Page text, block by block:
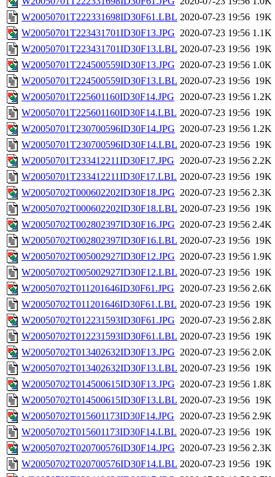
W20050701T222331698ID30F61.LBL 2020-07-23 19:56 19K
W20050701T223431701ID30F13.JPG 2020-07-23 19:56 1.1K
W20050701T223431701ID30F13.LBL 2020-07-23 19:56 19K
W20050701T224500559ID30F13.JPG 2020-07-23 19:56 1.0K
W20050701T224500559ID30F13.LBL 2020-07-23 19:56 19K
W20050701T225601160ID30F14.JPG 2020-07-23 19:56 1.2K
W20050701T225601160ID30F14.LBL 2020-07-23 19:56 19K
W20050701T230700596ID30F14.JPG 2020-07-23 19:56 1.2K
W20050701T230700596ID30F14.LBL 2020-07-23 19:56 19K
W20050701T233412211ID30F17.JPG 2020-07-23 19:56 2.2K
W20050701T233412211ID30F17.LBL 2020-07-23 19:56 19K
W20050702T000602202ID30F18.JPG 2020-07-23 19:56 2.3K
W20050702T000602202ID30F18.LBL 2020-07-23 19:56 19K
W20050702T002802397ID30F16.JPG 2020-07-23 19:56 2.4K
W20050702T002802397ID30F16.LBL 2020-07-23 19:56 19K
W20050702T005002927ID30F12.JPG 2020-07-23 19:56 1.9K
W20050702T005002927ID30F12.LBL 2020-07-23 19:56 19K
W20050702T011201646ID30F61.JPG 2020-07-23 19:56 2.6K
W20050702T011201646ID30F61.LBL 2020-07-23 19:56 19K
W20050702T012231593ID30F61.JPG 2020-07-23 19:56 2.8K
W20050702T012231593ID30F61.LBL 2020-07-23 19:56 19K
W20050702T013402632ID30F13.JPG 2020-07-23 19:56 2.0K
W20050702T013402632ID30F13.LBL 2020-07-23 19:56 19K
W20050702T014500615ID30F13.JPG 2020-07-23 19:56 1.8K
W20050702T014500615ID30F13.LBL 2020-07-23 19:56 19K
W20050702T015601173ID30F14.JPG 2020-07-23 19:56 2.9K
W20050702T015601173ID30F14.LBL 2020-07-23 19:56 19K
W20050702T020700576ID30F14.JPG 2020-07-23 19:56 2.3K
W20050702T020700576ID30F14.LBL 2020-07-23 19:56 19K